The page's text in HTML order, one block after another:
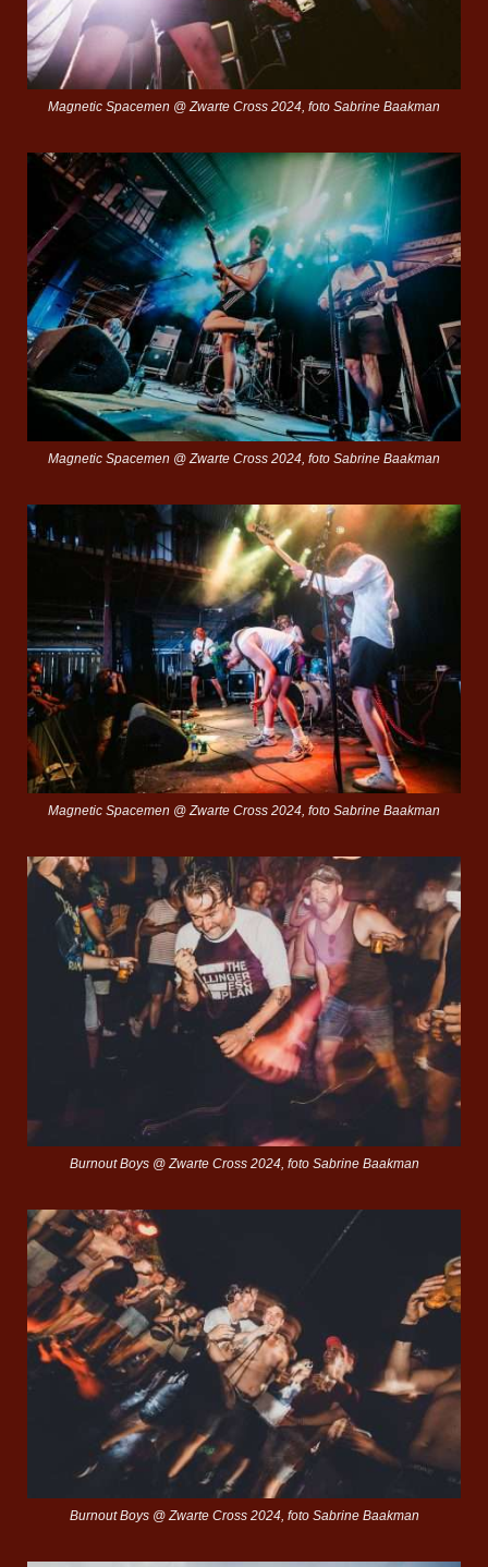
Magnetic Spacemen @ Zwarte Cross 2024, foto Sabrine Baakman
Magnetic Spacemen @ Zwarte Cross 2024, foto Sabrine Baakman
Magnetic Spacemen @ Zwarte Cross 2024, foto Sabrine Baakman
Burnout Boys @ Zwarte Cross 2024, foto Sabrine Baakman
Burnout Boys @ Zwarte Cross 2024, foto Sabrine Baakman